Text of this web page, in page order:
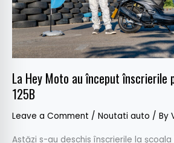
La Hey Moto au început înscrierile
125B
Leave a Comment / Noutati auto / By
Astăzi s-au deschis înscrierile la
cursurile
125B